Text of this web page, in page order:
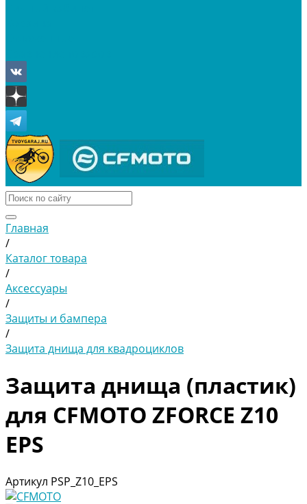
Главная
/
Каталог товара
/
Аксессуары
/
Защиты и бампера
/
Защита днища для квадроциклов
Защита днища (пластик)
для CFMOTO ZFORCE Z10
EPS
Артикул PSP_Z10_EPS